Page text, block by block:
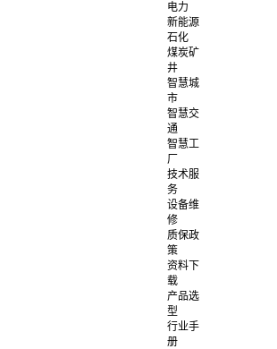
电力
新能源
石化
煤炭矿
井
智慧城
市
智慧交
通
智慧工
厂
技术服
务
设备维
修
质保政
策
资料下
载
产品选
型
行业手
册